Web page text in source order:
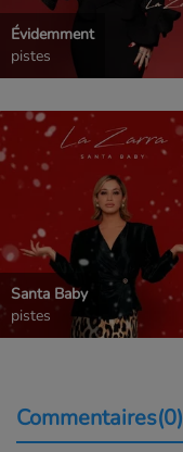
Évidemment
pistes
Santa Baby
pistes
Commentaires(0)